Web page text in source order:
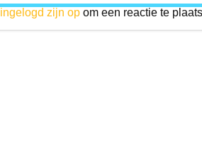
ingelogd zijn opom een reactie te